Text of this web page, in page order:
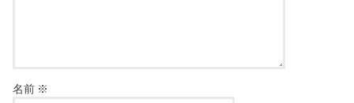
名前 ※